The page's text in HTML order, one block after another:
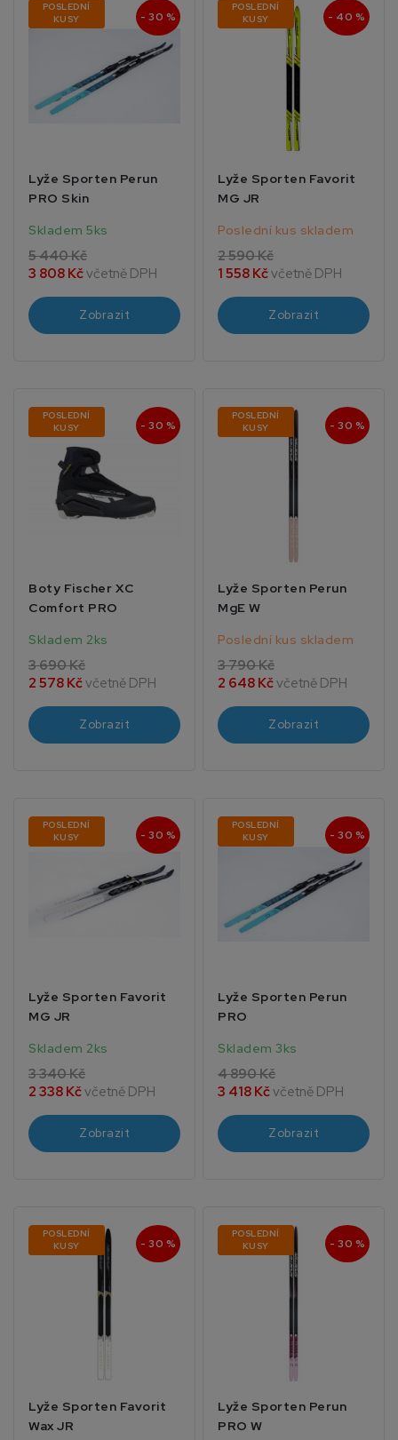
POSLEDNÍ
KUSY
- 30 %
Lyže Sporten Perun
PRO Skin
Skladem 5ks
5 440 Kč
3 808 Kčvčetně DPH
Zobrazit
POSLEDNÍ
KUSY
- 40 %
Lyže Sporten Favorit
MG JR
Poslední kus skladem
2 590 Kč
1 558 Kčvčetně DPH
Zobrazit
POSLEDNÍ
KUSY
- 30 %
Boty Fischer XC
Comfort PRO
Skladem 2ks
3 690 Kč
2 578 Kčvčetně DPH
Zobrazit
POSLEDNÍ
KUSY
- 30 %
Lyže Sporten Perun
MgE W
Poslední kus skladem
3 790 Kč
2 648 Kčvčetně DPH
Zobrazit
POSLEDNÍ
KUSY
- 30 %
Lyže Sporten Favorit
MG JR
Skladem 2ks
3 340 Kč
2 338 Kčvčetně DPH
Zobrazit
POSLEDNÍ
KUSY
- 30 %
Lyže Sporten Perun
PRO
Skladem 3ks
4 890 Kč
3 418 Kčvčetně DPH
Zobrazit
POSLEDNÍ
KUSY
- 30 %
Lyže Sporten Favorit
Wax JR
POSLEDNÍ
KUSY
- 30 %
Lyže Sporten Perun
PRO W